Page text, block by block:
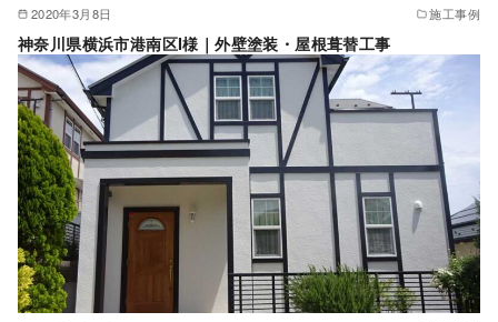
2020年3月8日 施工事例
神奈川県横浜市港南区I様｜外壁塗装・屋根葺替工事